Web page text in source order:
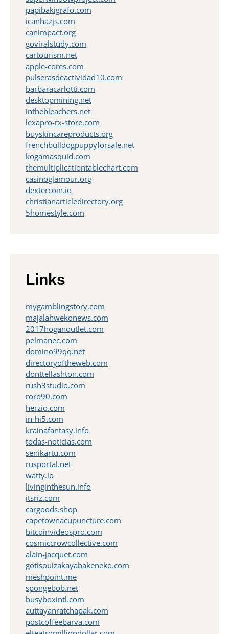
papibakigrafo.com
icanhazjs.com
canimpact.org
goviralstudy.com
cartourism.net
apple-cores.com
pulserasdeactividad10.com
barbaracarlotti.com
desktopmining.net
inthebleachers.net
lexapro-rx-store.com
buyskincareproducts.org
frenchbulldogpuppyforsale.net
kogamasquid.com
themultiplicationtablechart.com
casinoglamour.org
dextercoin.io
christianarticledirectory.org
5homestyle.com
Links
mygamblingstory.com
majalahwekonews.com
2017hoganoutlet.com
pelmanec.com
domino99qq.net
directoryoftheweb.com
donttellashton.com
rush3studio.com
roro90.com
herzio.com
in-hi5.com
krainafantasy.info
todas-noticias.com
senikartu.com
rusportal.net
watty.io
livinginthesun.info
itsriz.com
cargoods.shop
capetownacupuncture.com
bitcoinvideospro.com
cosmiccrowcollective.com
alain-jacquet.com
gotisouizakayabakeneko.com
meshpoint.me
spongebob.net
busyboxintl.com
auttayanratchapak.com
postcoffeebarva.com